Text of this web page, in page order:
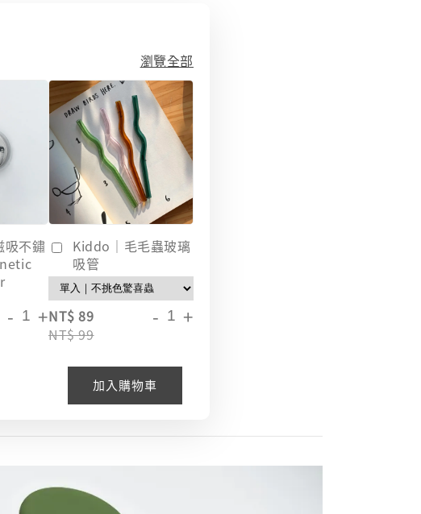
瀏覽全部
吸不鏽
- +
Kiddo｜毛毛蟲玻璃
吸管
NT$ 89
NT$ 99
- +
加入購物車